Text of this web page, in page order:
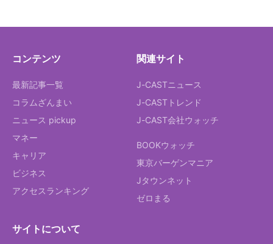
コンテンツ
最新記事一覧
コラムざんまい
ニュース pickup
マネー
キャリア
ビジネス
アクセスランキング
関連サイト
J-CASTニュース
J-CASTトレンド
J-CAST会社ウォッチ
BOOKウォッチ
東京バーゲンマニア
Jタウンネット
ゼロまる
サイトについて